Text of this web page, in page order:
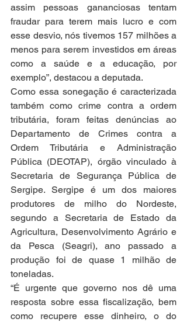
assim pessoas gananciosas tentam
fraudar para terem mais lucro e com
esse desvio, nós tivemos 157 milhões a
menos para serem investidos em áreas
como a saúde e a educação, por
exemplo”, destacou a deputada.
Como essa sonegação é caracterizada
também como crime contra a ordem
tributária, foram feitas denúncias ao
Departamento de Crimes contra a
Ordem Tributária e Administração
Pública (DEOTAP), órgão vinculado à
Secretaria de Segurança Pública de
Sergipe. Sergipe é um dos maiores
produtores de milho do Nordeste,
segundo a Secretaria de Estado da
Agricultura, Desenvolvimento Agrário e
da Pesca (Seagri), ano passado a
produção foi de quase 1 milhão de
toneladas.
“É urgente que governo nos dê uma
resposta sobre essa fiscalização, bem
como recupere esse dinheiro, o do